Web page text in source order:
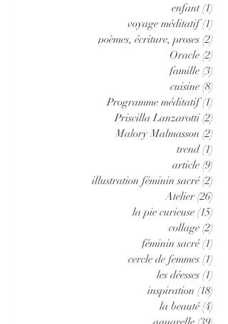
enfant (1)
voyage méditatif (1)
poèmes, écriture, proses (2)
Oracle (2)
famille (3)
cuisine (8)
Programme méditatif (1)
Priscilla Lanzarotti (2)
Malory Malmasson (2)
trend (1)
article (9)
illustration féminin sacré (2)
Atelier (26)
la pie curieuse (15)
collage (2)
féminin sacré (1)
cercle de femmes (1)
les déesses (1)
inspiration (18)
la beauté (4)